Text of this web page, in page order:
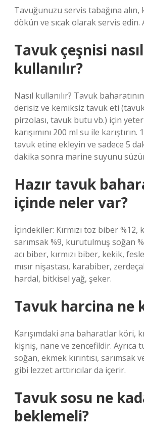
Tavuğunuzu servis tabağına
dökün ve sıcak olarak servis edin.
Tavuk çeşnisi nasıl
kullanılır?
Nasıl kullanılır? Tavuk
derisiz ve kemiksiz tavuk eti
pirzolası, tavuk butu vb.) için
karışımını 200 ml su ile
tavuk etine ekleyin ve sadece 5
dakika sonra marine suyunu
Hazır tavuk
içinde neler var?
İçindekiler: Kırmızı toz biber
sarımsak %9, kurutulmuş soğan
acı biber, kırmızı biber, kekik,
mısır nişastası, karabiber,
hardal, bitkisel yağ, şeker.
Tavuk harcina ne
Karışımdaki ana baharatlar köri,
kişniş, nane ve zencefildir. Ayrıca
soğan, ekmek kırıntısı, sarımsak
gibi lezzet arttırıcılar da içerir.
Tavuk sosu ne
beklemeli?